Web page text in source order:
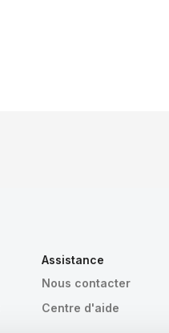
Assistance
Nous contacter
Centre d'aide